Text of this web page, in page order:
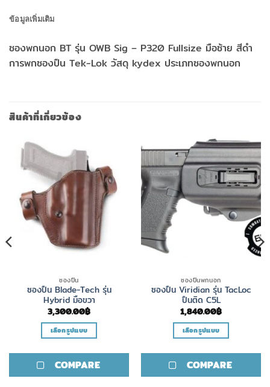
ข้อมูลเพิ่มเติม
ซองพกนอก BT รุ่น OWB Sig – P320 Fullsize มือซ้าย สีดำ
การพกซองปืน Tek-Lok วัสดุ kydex ประเภทซองพกนอก
สินค้าที่เกี่ยวข้อง
ซองปืน
ซองปืน Blade-Tech รุ่น
Hybrid มือขวา
3,300.00฿
เลือกรูปแบบ
product
has
COMPARE
ซองปืนพกนอก
ซองปืน Viridian รุ่น TacLoc
ปืนติด C5L
1,840.00฿
เลือกรูปแบบ
product
has
COMPARE